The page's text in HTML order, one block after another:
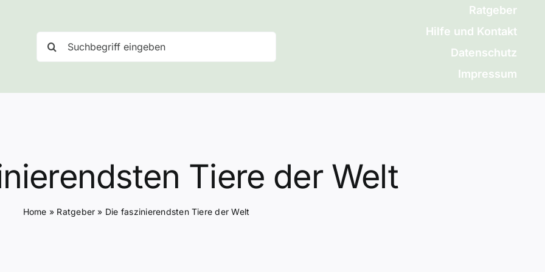
nach:
Ratgeber
Hilfe und Kontakt
Datenschutz
Impressum
Tiere der Welt
Home » Ratgeber » Die faszinierendsten Tiere der Welt